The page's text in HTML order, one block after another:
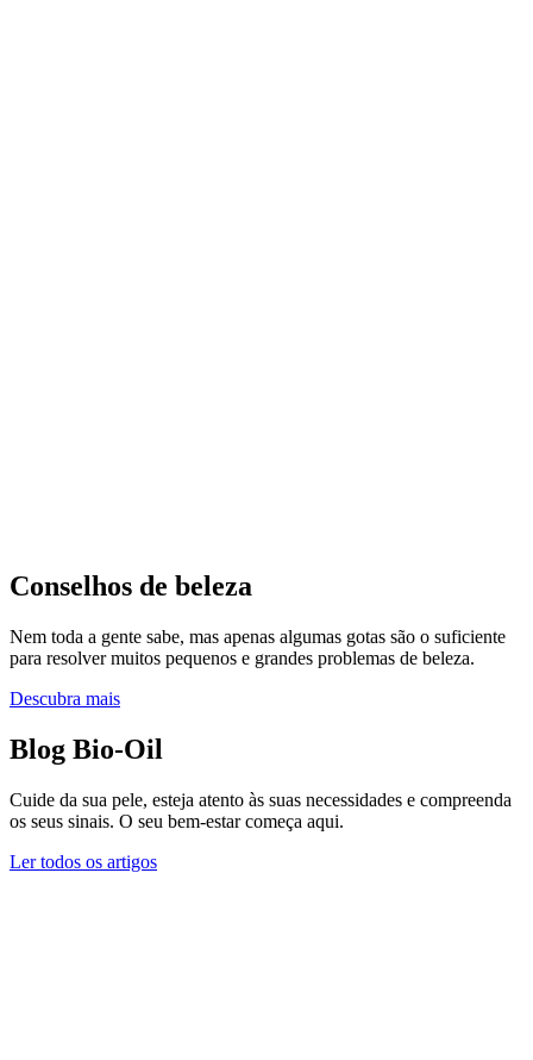
Conselhos de beleza
Nem toda a gente sabe, mas apenas algumas gotas são o suficiente
para resolver muitos pequenos e grandes problemas de beleza.
Descubra mais
Blog Bio-Oil
Cuide da sua pele, esteja atento às suas necessidades e compreenda
os seus sinais. O seu bem-estar começa aqui.
Ler todos os artigos